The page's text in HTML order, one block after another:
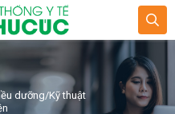
dưỡng/Kỹ thuật